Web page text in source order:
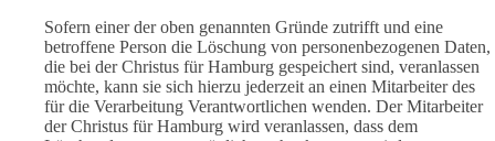
Sofern einer der oben genannten Gründe zutrifft und eine
betroffene Person die Löschung von personenbezogenen Daten,
die bei der Christus für Hamburg gespeichert sind, veranlassen
möchte, kann sie sich hierzu jederzeit an einen Mitarbeiter des
für die Verarbeitung Verantwortlichen wenden. Der Mitarbeiter
der Christus für Hamburg wird veranlassen, dass dem